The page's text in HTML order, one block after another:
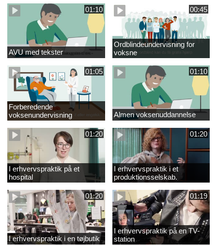
01:10
AVU med tekster
00:45
Ordblindeundervisning for
voksne
01:05
Forberedende
voksenundervisning
01:10
Almen voksenuddannelse
01:20
I erhvervspraktik på et
hospital
01:20
I erhvervspraktik i et
produktionsselskab.
01:20
I erhvervspraktik i en tøjbutik
01:19
I erhvervspraktik på en TV-
station